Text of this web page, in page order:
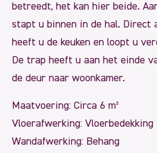
betreedt, het kan hier beide.
stapt u binnen in de hal. Direct
heeft u de keuken en loopt u
De trap heeft u aan het einde
de deur naar woonkamer.
Maatvoering: Circa 6 m²
Vloerafwerking: Vloerbedekking
Wandafwerking: Behang